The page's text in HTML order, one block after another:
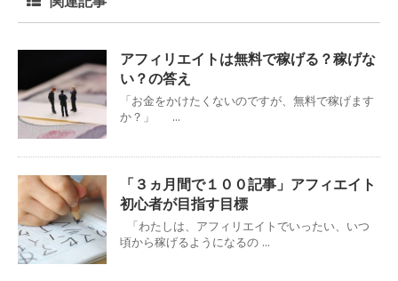
アフィリエイトは無料で稼げる？稼げな
い？の答え
「お金をかけたくないのですが、無料で稼げます
か？」 ...
「３ヵ月間で１００記事」アフィエイト
初心者が目指す目標
「わたしは、アフィリエイトでいったい、いつ
頃から稼げるようになるの ...